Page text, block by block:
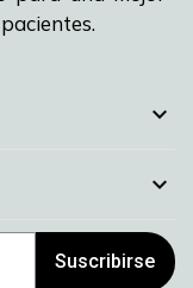


Suscribirse